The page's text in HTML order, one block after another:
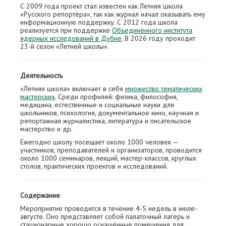
С 2009 года проект стал известен как Летняя школа
«Русского репортёра», так как журнал начал оказывать ему
информационную поддержку. С 2012 года школа
реализуется при поддержке Объединённого института
ядерных исследований в Дубне. В 2026 году проходит
23-й сезон «Летней школы».
Деятельность
«Летняя школа» включает в себя множество тематических
мастерских. Среди профилей: физика, философия,
медицина, естественные и социальные науки для
школьников, психология, документальное кино, научная и
репортажная журналистика, литература и писательское
мастерство и др.
Ежегодно школу посещает около 1000 человек —
участников, преподавателей и организаторов, проводится
около 1000 семинаров, лекций, мастер-классов, круглых
столов, практических проектов и исследований.
Содержание
Мероприятие проводится в течение 4-5 недель в июле-
августе. Оно представляет собой палаточный лагерь и